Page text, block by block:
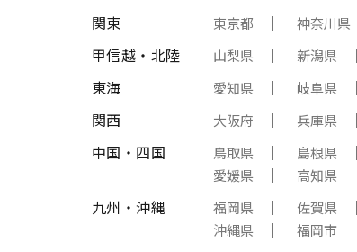
関東
東京都 神奈川県
甲信越・北陸 山梨県 新潟県
東海 愛知県 岐阜県
関西 大阪府 兵庫県
中国・四国 鳥取県 島根県
愛媛県
高知県
九州・沖縄 福岡県 佐賀県
沖縄県
福岡市